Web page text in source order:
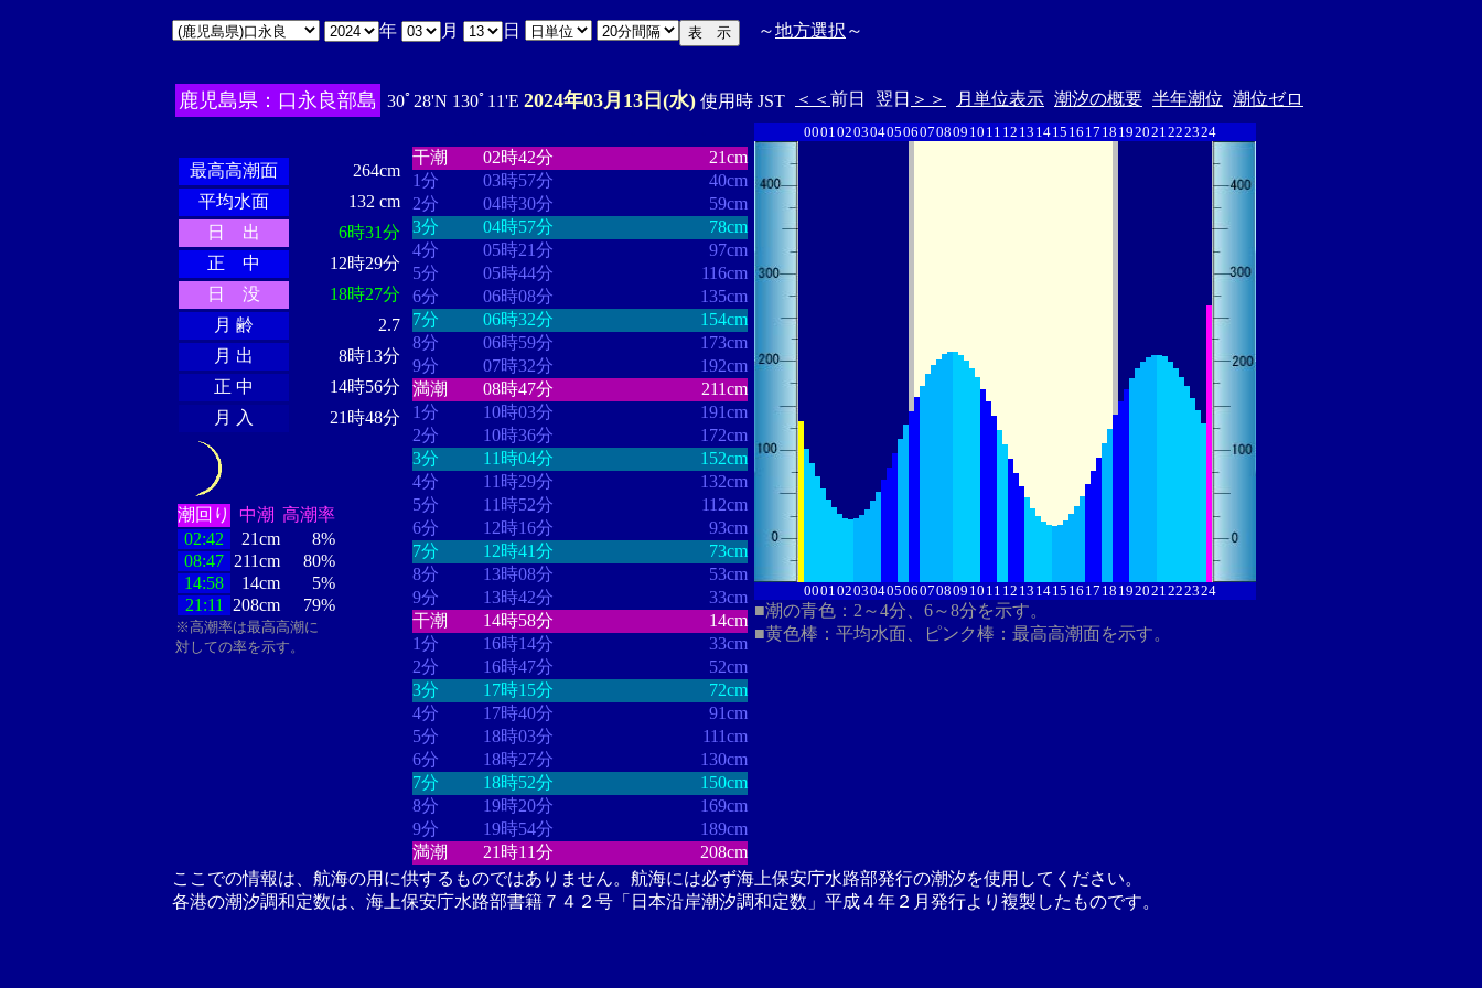
年 月 日 ～地方選択 ～
鹿児島県：口永良部島 30ﾟ28'N 130ﾟ11'E 2024年03月13日(水) 使用時 JST ＜＜ 前日 翌日 ＞＞ 月単位表示 潮汐の概要 半年潮位 潮位ゼロ
最高高潮面
264cm
平均水面
132 cm
日 出
6時31分
正 中
12時29分
日 没
18時27分
月 齢
2.7
月 出
8時13分
正 中
14時56分
月 入
21時48分
潮回り 中潮 高潮率
02:42
21cm
8%
08:47 211cm
80%
14:58
14cm
5%
21:11
208cm 79%
※高潮率は最高高潮に
対しての率を示す。
干潮
02時42分
21cm
1分
03時57分
40cm
2分
04時30分
59cm
3分
04時57分
78cm
4分
05時21分
97cm
5分
05時44分
116cm
6分
06時08分
135cm
7分
06時32分
154cm
8分
06時59分
173cm
9分
07時32分
192cm
満潮
08時47分
211cm
1分
10時03分
191cm
2分
10時36分
172cm
3分
11時04分
152cm
4分
11時29分
132cm
5分
11時52分
112cm
6分
12時16分
93cm
7分
12時41分
73cm
8分
13時08分
53cm
9分
13時42分
33cm
干潮
14時58分
14cm
1分
16時14分
33cm
2分
16時47分
52cm
3分
17時15分
72cm
4分
17時40分
91cm
5分
18時03分
111cm
6分
18時27分
130cm
7分
18時52分
150cm
8分
19時20分
169cm
9分
19時54分
189cm
満潮
21時11分 208cm
00010203040506070809 10 11 12 13 1415 16 17 18 192021222324
00010203040506070809 10 11 12 13 1415 16 17 18 192021222324
■潮の青色：2～4分、6～8分を示す。
■黄色棒：平均水面、ピンク棒：最高高潮面を示す。
ここでの情報は、航海の用に供するものではありません。航海には必ず海上保安庁水路部発行の潮汐を使用してください。
各港の潮汐調和定数は、海上保安庁水路部書籍７４２号「日本沿岸潮汐調和定数」平成４年２月発行より複製したものです。